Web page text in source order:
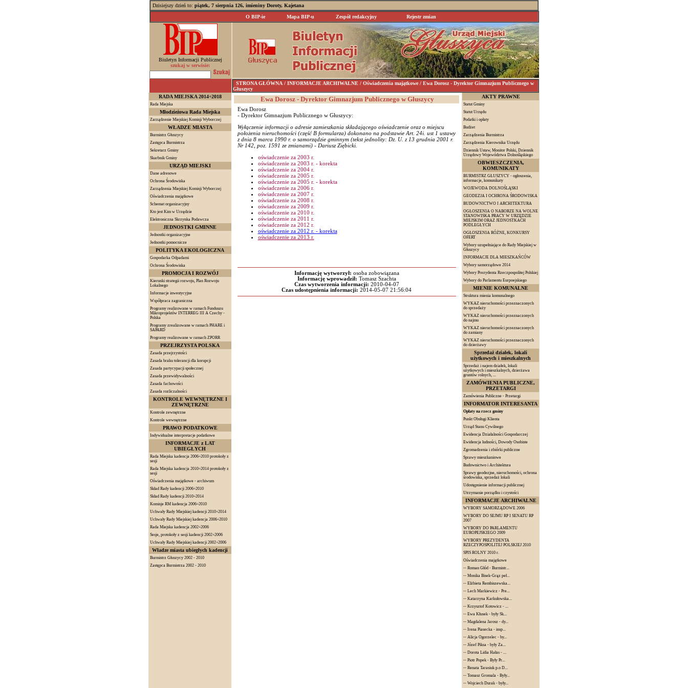
Dzisiejszy dzień to: piątek, 7 sierpnia 126, imieniny Doroty, Kajetana
O BIP-ie
Mapa BIP-u Zespół redakcyjny Rejestr zmian
Biuletyn Informacji Publicznej
szukaj w serwisie:
STRONA GŁÓWNA / INFORMACJE ARCHIWALNE / Oświadczenia majątkowe / Ewa Dorosz - Dyrektor Gimnazjum Publicznego w
Głuszycy
RADA MIEJSKA 2014÷2018
Rada Miejska
Młodzieżowa Rada Miejska
Zarządzenie Miejskiej Komisji Wyborczej
WŁADZE MIASTA
Burmistrz Głuszycy
Zastępca Burmistrza
Sekretarz Gminy
Skarbnik Gminy
URZĄD MIEJSKI
Dane adresowe
Ochrona Środowiska
Zarządzenia Miejskiej Komisji Wyborczej
Oświadczenia majątkowe
Schemat organizacyjny
Kto jest Kim w Urzędzie
Elektroniczna Skrzynka Podawcza
JEDNOSTKI GMINNE
Jednostki organizacyjne
Jednostki pomocnicze
POLITYKA EKOLOGICZNA
Gospodarka Odpadami
Ochrona Środowiska
PROMOCJA I ROZWÓJ
Kierunki strategii rozwoju, Plan Rozwoju
Lokalnego
Informacje inwestycyjne
Współpraca zagraniczna
Programy realizowane w ramach Funduszu
Mikroprojektów INTERREG III A Czechy -
Polska
Programy zrealizowane w ramach PHARE i
SAPARD
Programy realizowane w ramach ZPORR
PRZEJRZYSTA POLSKA
Zasada przejrzystości
Zasada braku tolerancji dla korupcji
Zasada partycypacji społecznej
Zasada przewidywalności
Zasada fachowości
Zasada rozliczalności
KONTROLE WEWNĘTRZNE I
ZEWNĘTRZNE
Kontrole zewnętrzne
Kontrole wewnętrzne
PRAWO PODATKOWE
Indywidualne interpretacje podatkowe
INFORMACJE z LAT
UBIEGŁYCH
Rada Miejska kadencja 2006÷2010 protokoły z
sesji
Rada Miejska kadencja 2010÷2014 protokoły z
sesji
Oświadczenia majątkowe - archiwum
Skład Rady kadencji 2006÷2010
Skład Rady kadencji 2010÷2014
Komisje RM kadencja 2006÷2010
Uchwały Rady Miejskiej kadencji 2010÷2014
Uchwały Rady Miejskiej kadencja 2006÷2010
Rada Miejska kadencja 2002÷2006
Sesje, protokoły z sesji kadencji 2002÷2006
Uchwały Rady Miejskiej kadencji 2002÷2006
Władze miasta ubiegłych kadencji
Burmistrz Głuszycy 2002 - 2010
Zastępca Burmistrza 2002 - 2010
Ewa Dorosz - Dyrektor Gimnazjum Publicznego w Głuszycy
Ewa Dorosz
- Dyrektor Gimnazjum Publicznego w Głuszycy:
Wyłączenie informacji o adresie zamieszkania składającego oświadczenie oraz o miejscu
położenia nieruchomości (część B formularza) dokonano na podstawie Art. 24i. ust 1 ustawy
z dnia 8 marca 1990 r. o samorządzie gminnym (tekst jednolity: Dz. U. z 13 grudnia 2001 r.
Nr 142, poz. 1591 ze zmianami) - Dariusz Ziębicki.
oświadczenie za 2003 r.
oświadczenie za 2003 r. - korekta
oświadczenie za 2004 r.
oświadczenie za 2005 r.
oświadczenie za 2005 r. - korekta
oświadczenie za 2006 r.
oświadczenie za 2007 r.
oświadczenie za 2008 r.
oświadczenie za 2009 r.
oświadczenie za 2010 r.
oświadczenie za 2011 r.
oświadczenie za 2012 r.
oświadczenie za 2012 r. - korekta
oświadczenie za 2013 r.
Informację wytworzył: osoba zobowiązana
Informację wprowadził: Tomasz Szachta
Czas wytworzenia informacji: 2010-04-07
Czas udostępnienia informacji: 2014-05-07 21:56:04
AKTY PRAWNE
Statut Gminy
Statut Urzędu
Podatki i opłaty
Budżet
Zarządzenia Burmistrza
Zarządzenia Kierownika Urzędu
Dziennik Ustaw, Monitor Polski, Dziennik
Urzędowy Województwa Dolnośląskiego
OBWIESZCZENIA,
KOMUNIKATY
BURMISTRZ GŁUSZYCY - ogłoszenia,
informacje, komunikaty
WOJEWODA DOLNOŚLĄSKI
GEODEZJA I OCHRONA ŚRODOWISKA
BUDOWNICTWO I ARCHITEKTURA
OGŁOSZENIA O NABORZE NA WOLNE
STANOWISKA PRACY W URZĘDZIE
MIEJSKIM ORAZ JEDNOSTKACH
PODLEGŁYCH
OGŁOSZENIA RÓŻNE, KONKURSY
OFERT
Wybory uzupełniające do Rady Miejskiej w
Głuszycy
INFORMACJE DLA MIESZKAŃCÓW
Wybory samorządowe 2014
Wybory Prezydenta Rzeczpospolitej Polskiej
Wybory do Parlamentu Eurpoejskiego
MIENIE KOMUNALNE
Struktura mienia komunalnego
WYKAZ nieruchomości przeznaczonych
do sprzedaży
WYKAZ nieruchomości przeznaczonych
do najmu
WYKAZ nieruchomości przeznaczonych
do zamiany
WYKAZ nieruchomości przeznaczonych
do dzierżawy
Sprzedaż działek, lokali
użytkowych i mieszkalnych
Sprzedaż i najem działek, lokali
użytkowych i mieszkalnych, dzierżawa
gruntów rolnych, ...
ZAMÓWIENIA PUBLICZNE,
PRZETARGI
Zamówienia Publiczne - Przetargi
INFORMATOR INTERESANTA
Opłaty na rzecz gminy
Punkt Obsługi Klienta
Urząd Stanu Cywilnego
Ewidencja Działalności Gospodarczej
Ewidencja ludności, Dowody Osobiste
Zgromadzenia i zbiórki publiczne
Sprawy mieszkaniowe
Budownictwo i Architektura
Sprawy geodezjne, nieruchomości, ochrona
środowiska, sprzedaż lokali
Udostępnienie informacji publicznej
Utrzymanie porządku i czystości
INFORMACJE ARCHIWALNE
WYBORY SAMORZĄDOWE 2006
WYBORY DO SEJMU RP I SENATU RP
2007
WYBORY DO PARLAMENTU
EUROPEJSKIEGO 2009
WYBORY PREZYDENTA
RZECZYPOSPOLITEJ POLSKIEJ 2010
SPIS ROLNY 2010 r.
Oświadczenia majątkowe
-- Roman Głód - Burmistr...
-- Monika Bisek-Grąz peł...
-- Elżbieta Rembiszewska...
-- Lech Markiewicz - Pre...
-- Katarzyna Karkułowska...
-- Krzysztof Kotowicz - ...
-- Ewa Kłusek - były Sk...
-- Magdalena Jarosz - dy...
-- Irena Piasecka - insp...
-- Alicja Ogorzelec - by...
-- Józef Piksa - były Za...
-- Dorota Lidia Hałas - ...
-- Piotr Popek - Były Pr...
-- Renata Tarasiuk p.o D...
-- Tomasz Gromala - Były...
-- Wojciech Durak - były...